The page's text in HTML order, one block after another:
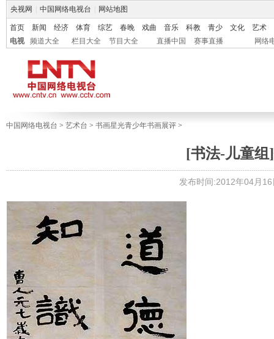
央视网 中国网络电视台 网站地图
首页 新闻 经济 体育 综艺 春晚 戏曲 音乐 科教 青少 文化
艺术
电视
频道大全 栏目大全 节目大全 直播中国 赛事直播 网络
中国网络电视台 > 艺术台 > 书画星光青少年书画展评 >
[书法-儿童组
发布时间:2012年04月